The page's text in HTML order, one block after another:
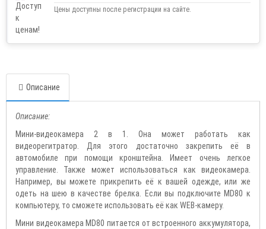
Цены доступны после регистрации на сайте.
Описание
Описание:
Мини-видеокамера 2 в 1. Она может работать как
видеорегитратор. Для этого достаточно закрепить её в
автомобиле при помощи кронштейна. Имеет очень легкое
управление. Также может использоваться как видеокамера.
Например, вы можете прикрепить её к вашей одежде, или же
одеть на шею в качестве брелка. Если вы подключите MD80 к
компьютеру, то сможете использовать её как WEB-камеру.
Мини видеокамера MD80 питается от встроенного аккумулятора,